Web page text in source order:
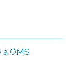
a OMS